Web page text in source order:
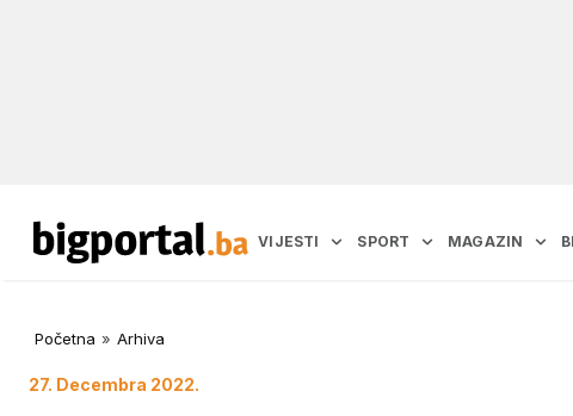
VIJESTI SPORT MAGAZIN
Početna » Arhiva
27. Decembra 2022.